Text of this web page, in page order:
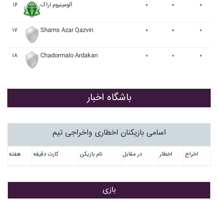
۱۶ آلومينيوم اراک ۰ ۰ ۰
۱۷ Shams Azar Qazvin ۰ ۰ ۰
۱۸ Chadormalo Ardakan ۰ ۰ ۰
باشگاه اخبار
اسامی بازیکنان اخطاری واخراجی تیم
هفته کارت دقیقه نام بازیکن در مقابل اخطار اخراج
بازی